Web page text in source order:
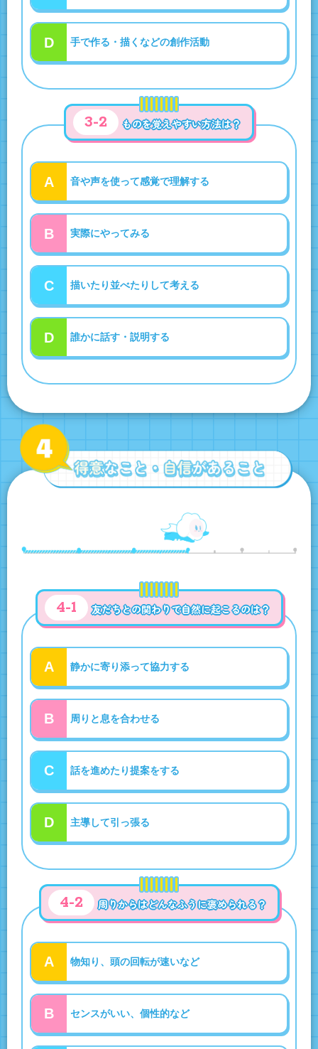
D 手で作る・描くなどの創作活動
3-2 ものを覚えやすい方法は？
A 音や声を使って感覚で理解する
B 実際にやってみる
C 描いたり並べたりして考える
D 誰かに話す・説明する
4-1 友だちとの関わりで自然に起こるのは？
A 静かに寄り添って協力する
B 周りと息を合わせる
C 話を進めたり提案をする
D 主導して引っ張る
4-2 周りからはどんなふうに褒められる？
A 物知り、頭の回転が速いなど
B センスがいい、個性的など